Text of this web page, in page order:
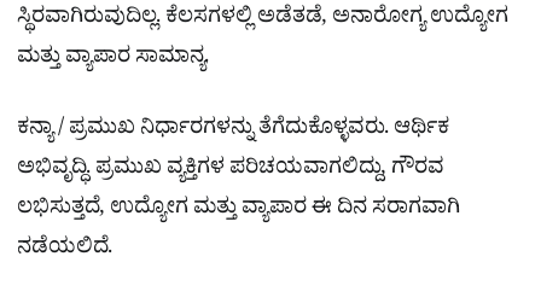
ಸ್ಥಿರವಾಗಿರುವುದಿಲ್ಲ. ಕೆಲಸಗಳಲ್ಲಿ ಅಡೆತಡೆ, ಅನಾರೋಗ್ಯ ಉದ್ಯೋಗ
ಮತ್ತು ವ್ಯಾಪಾರ ಸಾಮಾನ್ಯ.
ಕನ್ಯಾ / ಪ್ರಮುಖ ನಿರ್ಧಾರಗಳನ್ನು ತೆಗೆದುಕೊಳ್ಳವರು. ಆರ್ಥಿಕ
ಅಭಿವೃದ್ಧಿ. ಪ್ರಮುಖ ವ್ಯಕ್ತಿಗಳ ಪರಿಚಯವಾಗಲಿದ್ದು, ಗೌರವ
ಲಭಿಸುತ್ತದೆ, ಉದ್ಯೋಗ ಮತ್ತು ವ್ಯಾಪಾರ ಈ ದಿನ ಸರಾಗವಾಗಿ
ನಡೆಯಲಿದೆ.